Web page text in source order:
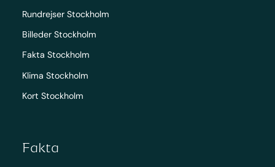
Rundrejser Stockholm
Billeder Stockholm
Fakta Stockholm
Klima Stockholm
Kort Stockholm
Fakta